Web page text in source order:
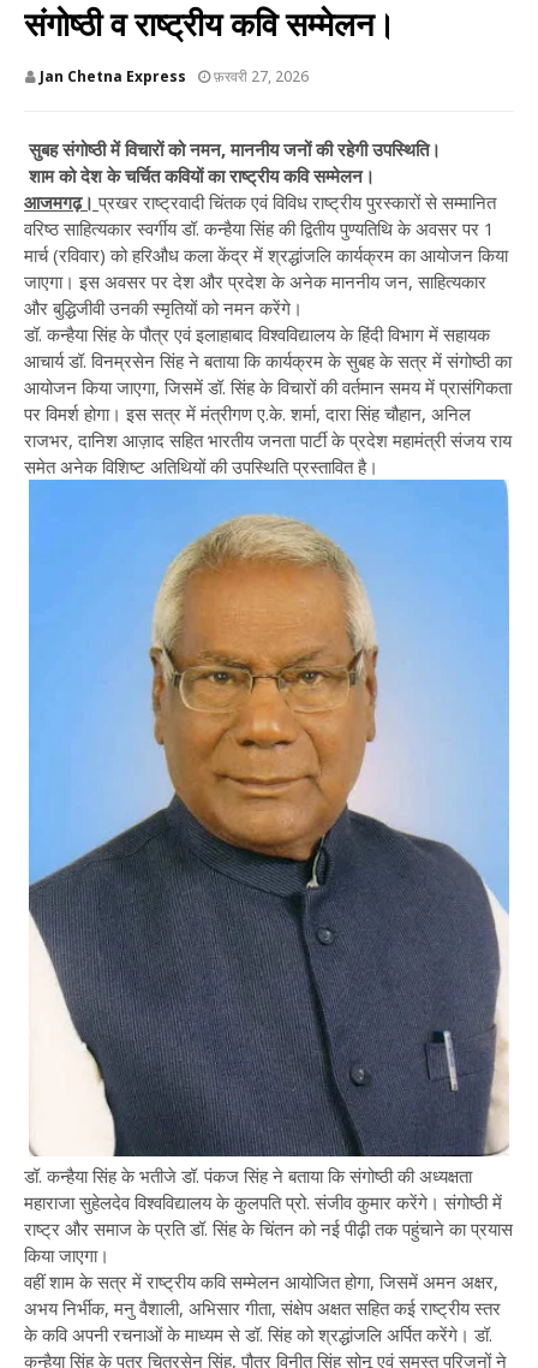
संगोष्ठी व राष्ट्रीय कवि सम्मेलन।
Jan Chetna Express फ़रवरी 27, 2026
सुबह संगोष्ठी में विचारों को नमन, माननीय जनों की रहेगी उपस्थिति।
शाम को देश के चर्चित कवियों का राष्ट्रीय कवि सम्मेलन।
आजमगढ़।प्रखर राष्ट्रवादी चिंतक एवं विविध राष्ट्रीय पुरस्कारों से सम्मानित
वरिष्ठ साहित्यकार स्वर्गीय डॉ. कन्हैया सिंह की द्वितीय पुण्यतिथि के अवसर पर 1
मार्च (रविवार) को हरिऔध कला केंद्र में श्रद्धांजलि कार्यक्रम का आयोजन किया
जाएगा। इस अवसर पर देश और प्रदेश के अनेक माननीय जन, साहित्यकार
और बुद्धिजीवी उनकी स्मृतियों को नमन करेंगे।
डॉ. कन्हैया सिंह के पौत्र एवं इलाहाबाद विश्वविद्यालय के हिंदी विभाग में सहायक
आचार्य डॉ. विनम्रसेन सिंह ने बताया कि कार्यक्रम के सुबह के सत्र में संगोष्ठी का
आयोजन किया जाएगा, जिसमें डॉ. सिंह के विचारों की वर्तमान समय में प्रासंगिकता
पर विमर्श होगा। इस सत्र में मंत्रीगण ए.के. शर्मा, दारा सिंह चौहान, अनिल
राजभर, दानिश आज़ाद सहित भारतीय जनता पार्टी के प्रदेश महामंत्री संजय राय
समेत अनेक विशिष्ट अतिथियों की उपस्थिति प्रस्तावित है।
डॉ. कन्हैया सिंह के भतीजे डॉ. पंकज सिंह ने बताया कि संगोष्ठी की अध्यक्षता
महाराजा सुहेलदेव विश्वविद्यालय के कुलपति प्रो. संजीव कुमार करेंगे। संगोष्ठी में
राष्ट्र और समाज के प्रति डॉ. सिंह के चिंतन को नई पीढ़ी तक पहुंचाने का प्रयास
किया जाएगा।
वहीं शाम के सत्र में राष्ट्रीय कवि सम्मेलन आयोजित होगा, जिसमें अमन अक्षर,
अभय निर्भीक, मनु वैशाली, अभिसार गीता, संक्षेप अक्षत सहित कई राष्ट्रीय स्तर
के कवि अपनी रचनाओं के माध्यम से डॉ. सिंह को श्रद्धांजलि अर्पित करेंगे। डॉ.
कन्हैया सिंह के पुत्र चित्रसेन सिंह, पौत्र विनीत सिंह सोनू एवं समस्त परिजनों ने